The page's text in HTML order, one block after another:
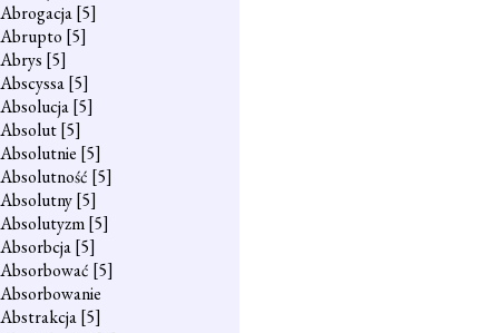
Abrogacja[5]
Abrupto [5]
Abrys [5]
Abscyssa[5]
Absolucja[5]
Absolut[5]
Absolutnie [5]
Absolutność [5]
Absolutny[5]
Absolutyzm[5]
Absorbcja[5]
Absorbować [5]
Absorbowanie
Abstrakcja[5]